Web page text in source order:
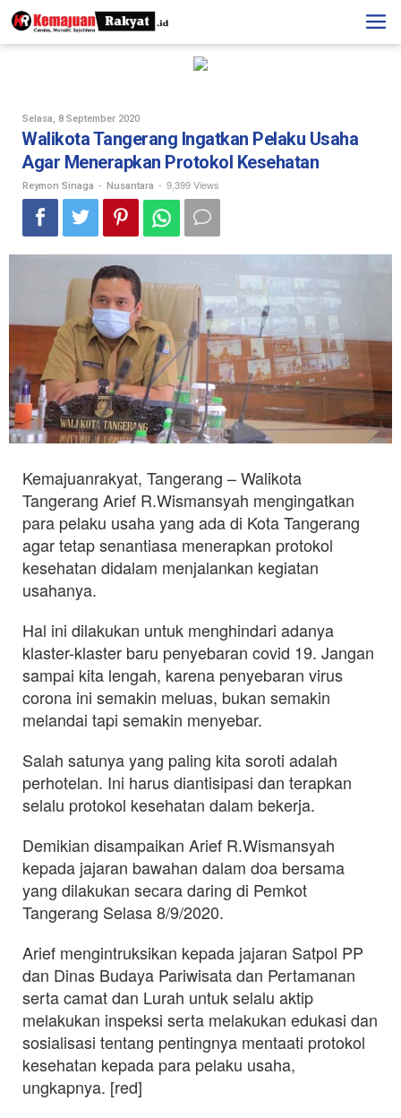
Skip
to
content
Selasa, 8 September 2020Oleh
Sinaga
Walikota Tangerang Ingatkan Pelaku Usaha
Agar Menerapkan Protokol Kesehatan
Reymon Sinaga - Nusantara - 9,399 Views
Kemajuanrakyat, Tangerang – Walikota
Tangerang Arief R.Wismansyah mengingatkan
para pelaku usaha yang ada di Kota Tangerang
agar tetap senantiasa menerapkan protokol
kesehatan didalam menjalankan kegiatan
usahanya.
Hal ini dilakukan untuk menghindari adanya
klaster-klaster baru penyebaran covid 19. Jangan
sampai kita lengah, karena penyebaran virus
corona ini semakin meluas, bukan semakin
melandai tapi semakin menyebar.
Salah satunya yang paling kita soroti adalah
perhotelan. Ini harus diantisipasi dan terapkan
selalu protokol kesehatan dalam bekerja.
Demikian disampaikan Arief R.Wismansyah
kepada jajaran bawahan dalam doa bersama
yang dilakukan secara daring di Pemkot
Tangerang Selasa 8/9/2020.
Arief mengintruksikan kepada jajaran Satpol PP
dan Dinas Budaya Pariwisata dan Pertamanan
serta camat dan Lurah untuk selalu aktip
melakukan inspeksi serta melakukan edukasi dan
sosialisasi tentang pentingnya mentaati protokol
kesehatan kepada para pelaku usaha,
ungkapnya. [red]